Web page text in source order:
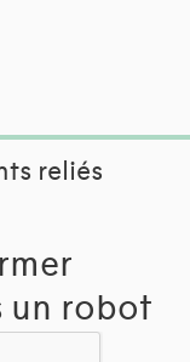
reliés
un robot